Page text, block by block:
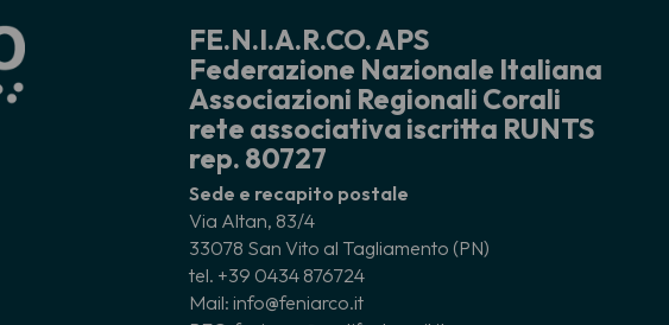
FE.N.I.A.R.CO. APS
Federazione Nazionale Italiana
Associazioni Regionali Corali
rete associativa iscritta RUNTS
rep. 80727
Sede e recapito postale
Via Altan, 83/4
33078 San Vito al Tagliamento (PN)
tel. +39 0434 876724
Mail: info@feniarco.it